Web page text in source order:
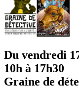
Du vendredi
10h à 17h30
Graine de